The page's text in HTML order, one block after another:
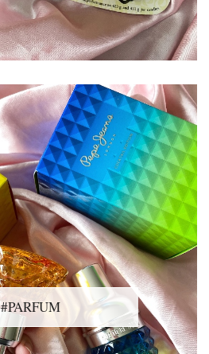
#PARFUM